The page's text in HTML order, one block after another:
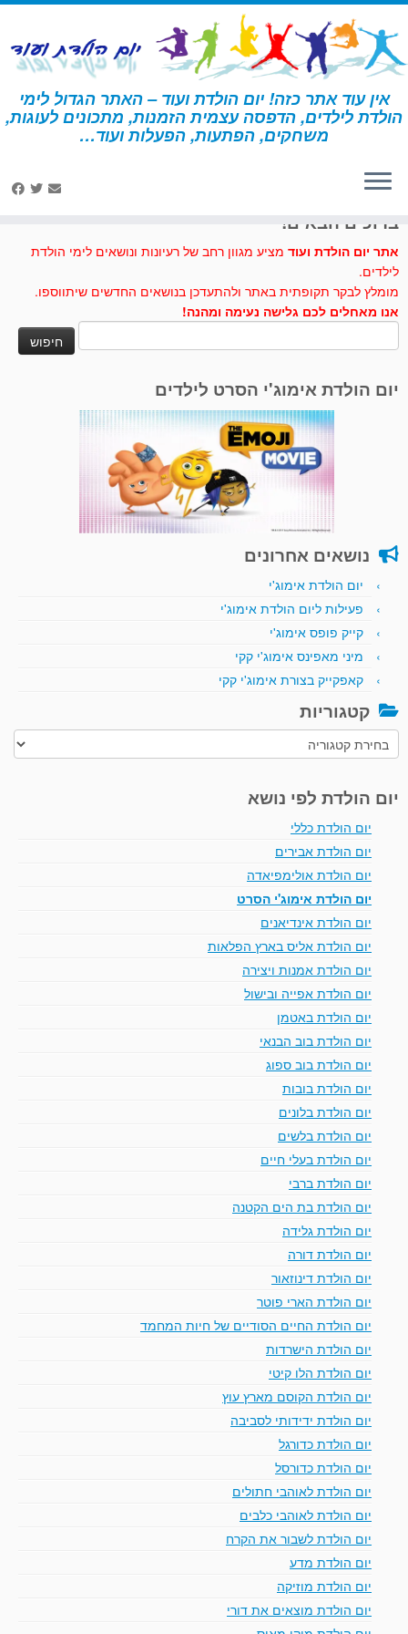
דלג
לתוכן
אין עוד אתר כזה! יום הולדת ועוד – האתר הגדול לימי
הולדת לילדים, הדפסה עצמית הזמנות, מתכונים לעוגות,
משחקים, הפתעות, הפעלות ועוד… דף הבית » קינוח בריאות
ברוכים הבאים!
אתר יום הולדת ועוד מציע מגוון רחב של רעיונות ונושאים לימי הולדת
לילדים.
מומלץ לבקר תקופתית באתר ולהתעדכן בנושאים החדשים שיתווספו.
אנו מאחלים לכם גלישה נעימה ומהנה!
יום הולדת אימוג'י הסרט לילדים
נושאים אחרונים
יום הולדת אימוג'י
פעילות ליום הולדת אימוג'י
קייק פופס אימוג'י
מיני מאפינס אימוג'י קקי
קאפקייק בצורת אימוג'י קקי
קטגוריות
קטגוריות
יום הולדת לפי נושא
יום הולדת כללי
יום הולדת אבירים
יום הולדת אולימפיאדה
יום הולדת אימוג'י הסרט
יום הולדת אינדיאנים
יום הולדת אליס בארץ הפלאות
יום הולדת אמנות ויצירה
יום הולדת אפייה ובישול
יום הולדת באטמן
יום הולדת בוב הבנאי
יום הולדת בוב ספוג
יום הולדת בובות
יום הולדת בלונים
יום הולדת בלשים
יום הולדת בעלי חיים
יום הולדת ברבי
יום הולדת בת הים הקטנה
יום הולדת גלידה
יום הולדת דורה
יום הולדת דינוזאור
יום הולדת הארי פוטר
יום הולדת החיים הסודיים של חיות המחמד
יום הולדת הישרדות
יום הולדת הלו קיטי
יום הולדת הקוסם מארץ עוץ
יום הולדת ידידותי לסביבה
יום הולדת כדורגל
יום הולדת כדורסל
יום הולדת לאוהבי חתולים
יום הולדת לאוהבי כלבים
יום הולדת לשבור את הקרח
יום הולדת מדע
יום הולדת מוזיקה
יום הולדת מוצאים את דורי